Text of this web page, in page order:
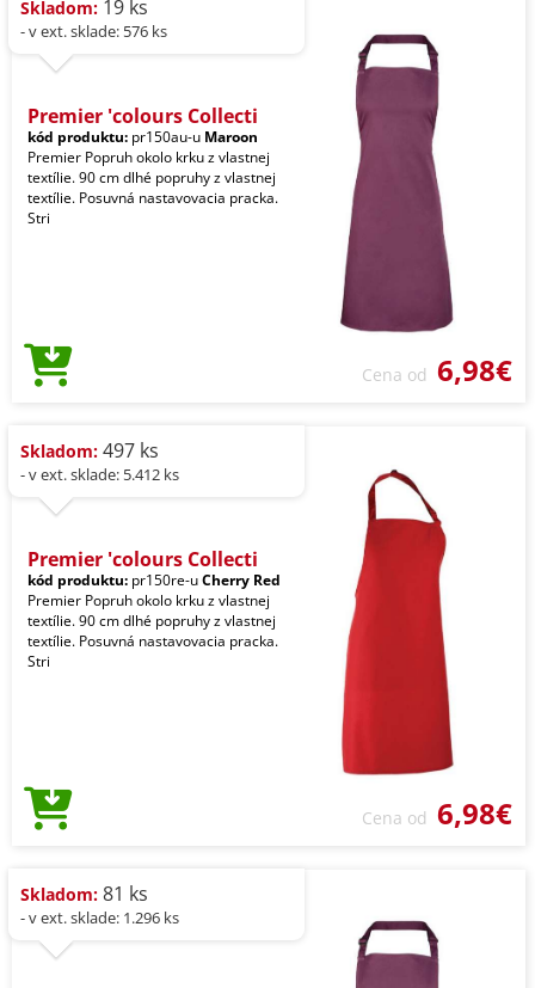
Skladom: 19 ks
- v ext. sklade: 576 ks
Premier 'colours Collecti
kód produktu: pr150au-u Maroon
Premier Popruh okolo krku z vlastnej
textílie. 90 cm dlhé popruhy z vlastnej
textílie. Posuvná nastavovacia pracka.
Stri
Cena od 6,98€
Skladom: 497 ks
- v ext. sklade: 5.412 ks
Premier 'colours Collecti
kód produktu: pr150re-uCherry Red
Premier Popruh okolo krku z vlastnej
textílie. 90 cm dlhé popruhy z vlastnej
textílie. Posuvná nastavovacia pracka.
Stri
Cena od 6,98€
Skladom: 81 ks
- v ext. sklade: 1.296 ks